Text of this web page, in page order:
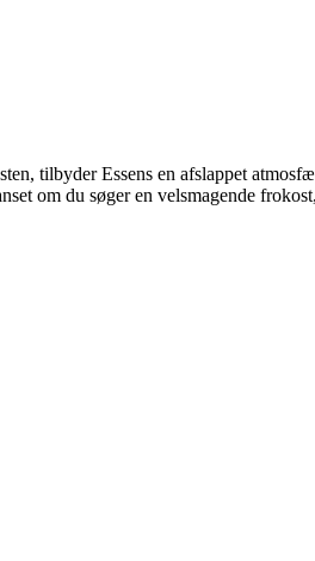
tilbyder Essens en afslappet
om du søger en velsmagende